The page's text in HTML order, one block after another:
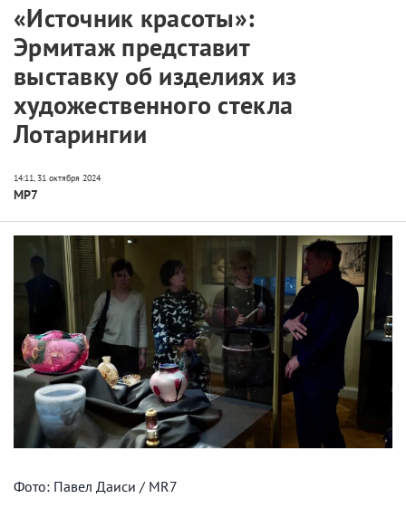
«Источник красоты»:
Эрмитаж представит
выставку об изделиях из
художественного стекла
Лотарингии
МР7
Фото: Павел Даиси / MR7